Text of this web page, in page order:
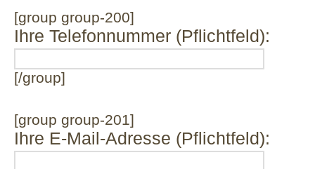
[group group-200]
Ihre Telefonnummer (Pflichtfeld):
[/group]
[group group-201]
Ihre E-Mail-Adresse (Pflichtfeld):